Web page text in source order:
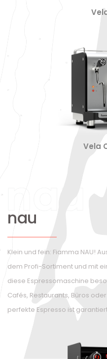
Vela
nau
Klein und fein: Fiamma NAU!
dem Profi-Sortiment und mit
diese Espressomaschine
Cafés, Restaurants, Büros
perfekte Espresso ist